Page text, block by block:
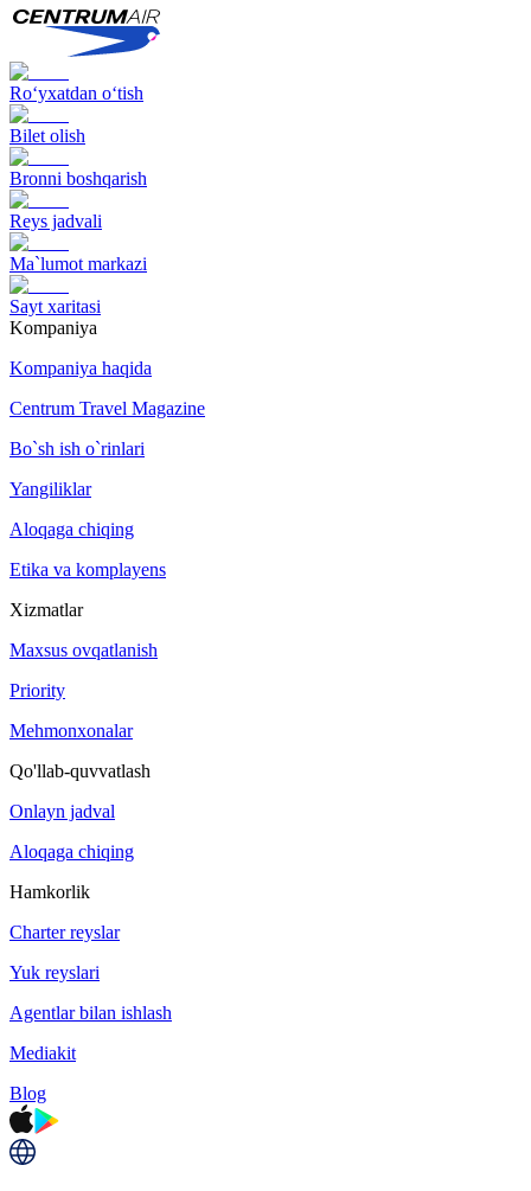
Ro‘yxatdan o‘tish
Bilet olish
Bronni boshqarish
Reys jadvali
Ma`lumot markazi
Sayt xaritasi
Kompaniya
Kompaniya haqida
Centrum Travel Magazine
Bo`sh ish o`rinlari
Yangiliklar
Aloqaga chiqing
Etika va komplayens
Xizmatlar
Maxsus ovqatlanish
Priority
Mehmonxonalar
Qo'llab-quvvatlash
Onlayn jadval
Aloqaga chiqing
Hamkorlik
Charter reyslar
Yuk reyslari
Agentlar bilan ishlash
Mediakit
Blog